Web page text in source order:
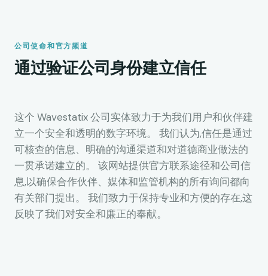
公司使命和官方频道
通过验证公司身份建立信任
这个 Wavestatix 公司实体致力于为我们用户和伙伴建
立一个安全和透明的数字环境。 我们认为,信任是通过
可核查的信息、明确的沟通渠道和对道德商业做法的
一贯承诺建立的。 该网站提供官方联系途径和公司信
息,以确保合作伙伴、媒体和监管机构的所有询问都向
有关部门提出。 我们致力于保持专业和方便的存在,这
反映了我们对安全和廉正的奉献。